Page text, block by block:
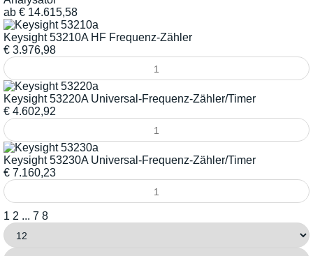
ab € 14.615,58
Keysight 53210A HF Frequenz-Zähler
€ 3.976,98
Keysight 53220A Universal-Frequenz-Zähler/Timer
€ 4.602,92
Keysight 53230A Universal-Frequenz-Zähler/Timer
€ 7.160,23
1 2 ... 7 8